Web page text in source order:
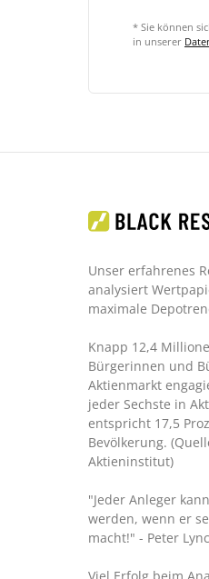
* Sie können
in unserer
Unser erfahrenes
analysiert
maximale
Knapp 12,4
Bürgerinnen und
Aktienmarkt
jeder Sechste in
entspricht 17,5
Bevölkerung.
Aktieninstitut)
"Jeder Anleger
werden, wenn er
macht!" - Peter